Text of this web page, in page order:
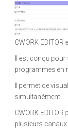
CWORK
Il est conçu
programmes en
Il permet de
simultanément.
CWORK
plusieurs canaux